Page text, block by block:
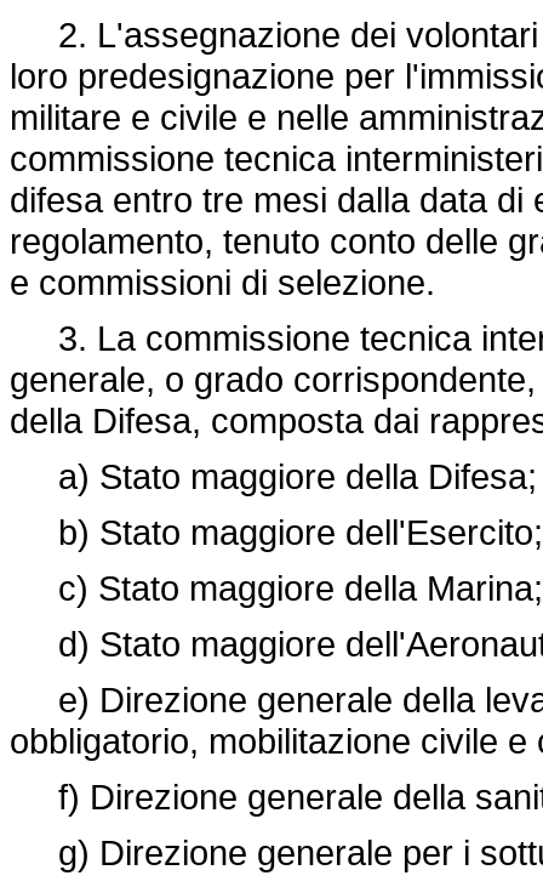
2. L'assegnazione dei volontari
loro predesignazione per
militare e civile e nelle
commissione tecnica
difesa entro tre mesi dalla data
regolamento, tenuto conto delle
e commissioni di selezione.
3. La commissione tecnica
generale, o grado
della Difesa, composta dai
a) Stato maggiore della Difesa;
b) Stato maggiore dell'Esercito;
c) Stato maggiore della Marina;
d) Stato maggiore
e) Direzione generale della
obbligatorio, mobilitazione civile e
f) Direzione generale della
g) Direzione generale per i